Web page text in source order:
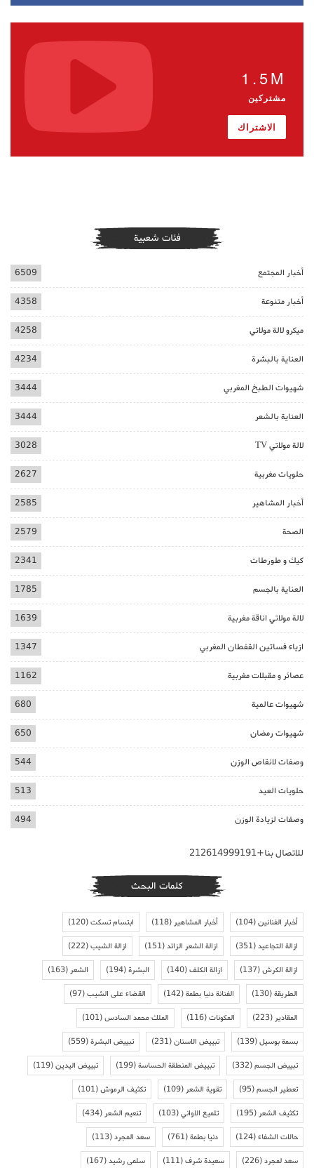
1.5M
مشتركين
الاشتراك
فئات شعبية
أخبار المجتمع 6509
أخبار متنوعة 4358
ميكرو لالة مولاتي 4258
العناية بالبشرة 4234
شهيوات الطبخ المغربي 3444
العناية بالشعر 3444
لالة مولاتي TV 3028
حلويات مغربية 2627
أخبار المشاهير 2585
الصحة 2579
كيك و طورطات 2341
العناية بالجسم 1785
لالة مولاتي اناقة مغربية 1639
ازياء فساتين القفطان المغربي 1347
عصائر و مقبلات مغربية 1162
شهيوات عالمية 680
شهيوات رمضان 650
وصفات لانقاص الوزن 544
حلويات العيد 513
وصفات لزيادة الوزن 494
للاتصال بنا+212614999191
كلمات البحث
أخبار الفنانين(104) أخبار المشاهير(118) ابتسام تسكت(120)
ازالة التجاعيد(351) ازالة الشعر الزائد(151) ازالة الشيب(222)
ازالة الكرش(137) ازالة الكلف(140) البشرة(194) الشعر(163)
الطريقة(130) الفنانة دنيا بطمة(142) القضاء على الشيب(97)
المقادير(223) المكونات(116) الملك محمد السادس(101)
بسمة بوسيل(139) تبييض الاسنان(231) تبييض البشرة(559)
تبييض الجسم(332) تبييض المنطقة الحساسة(199) تبييض اليدين(119)
تعطير الجسم(95) تقوية الشعر(109) تكثيف الرموش(101)
تكثيف الشعر(195) تلميع الاواني(103) تنعيم الشعر(434)
حالات الشفاء(124) دنيا بطمة(761) سعد المجرد(113)
سعد لمجرد(226) سعيدة شرف(111) سلمى رشيد(167)